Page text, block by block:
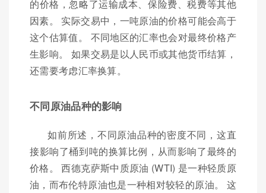
的价格，忽略了运输成本、保险费、税费等其他
因素。 实际交易中，一吨原油的价格可能会高于
这个估算值。 不同地区的汇率也会对最终价格产
生影响。 如果交易是以人民币或其他货币结算，
还需要考虑汇率换算。
不同原油品种的影响
如前所述，不同原油品种的密度不同，这直
接影响了桶到吨的换算比例，从而影响了最终的
价格。 西德克萨斯中质原油 (WTI) 是一种轻质原
油，而布伦特原油也是一种相对较轻的原油。 这